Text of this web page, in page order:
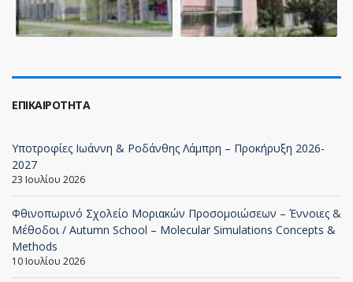
ΕΠΙΚΑΙΡΌΤΗΤΑ
Υποτροφίες Ιωάννη & Ροδάνθης Λάμπρη – Προκήρυξη 2026-
2027
23 Ιουλίου 2026
Φθινοπωρινό Σχολείο Μοριακών Προσομοιώσεων – Έννοιες &
Μέθοδοι / Autumn School – Molecular Simulations Concepts &
Methods
10 Ιουλίου 2026